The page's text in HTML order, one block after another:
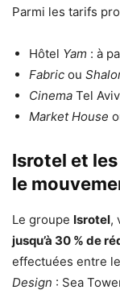
Parmi les tarifs
Hôtel Yam : à
Fabric ou
Cinema Tel
Market House
Isrotel et
le
Le groupe Isrotel,
jusqu’à 30 % de
effectuées entre
Design : Sea